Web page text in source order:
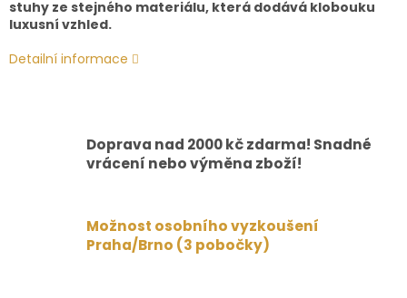
stuhy ze stejného materiálu, která dodává klobouku
luxusní vzhled.
Detailní informace
Doprava nad 2000 kč zdarma! Snadné
vrácení nebo výměna zboží!
Možnost osobního vyzkoušení
Praha/Brno (3 pobočky)